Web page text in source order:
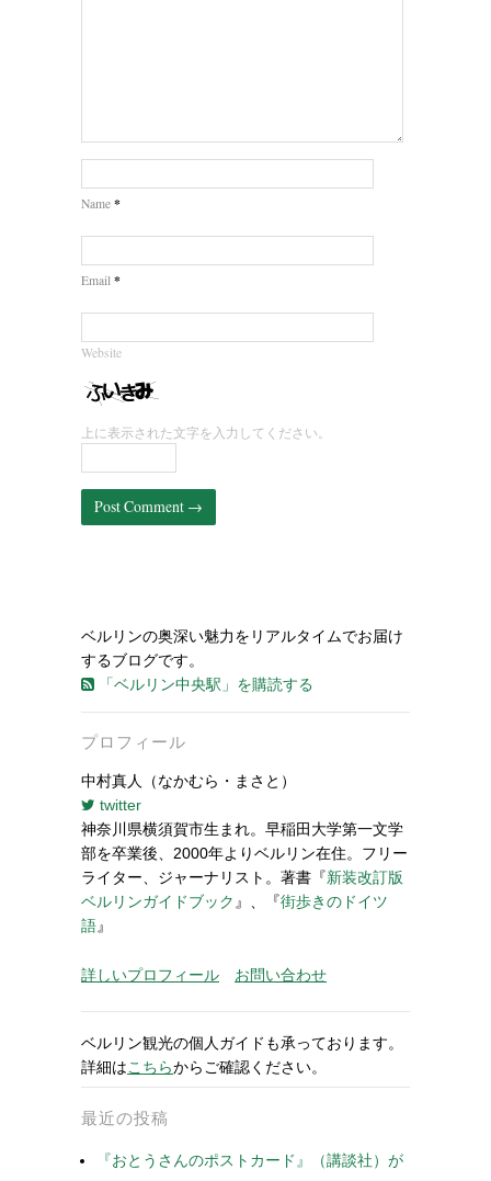
Name *
Email *
Website
上に表示された文字を入力してください。
ベルリンの奥深い魅力をリアルタイムでお届け
するブログです。
「ベルリン中央駅」を購読する
プロフィール
中村真人（なかむら・まさと）
twitter
神奈川県横須賀市生まれ。早稲田大学第一文学
部を卒業後、2000年よりベルリン在住。フリー
ライター、ジャーナリスト。著書『新装改訂版
ベルリンガイドブック』、『街歩きのドイツ
語』
詳しいプロフィール お問い合わせ
ベルリン観光の個人ガイドも承っております。
詳細はこちらからご確認ください。
最近の投稿
『おとうさんのポストカード』（講談社）が